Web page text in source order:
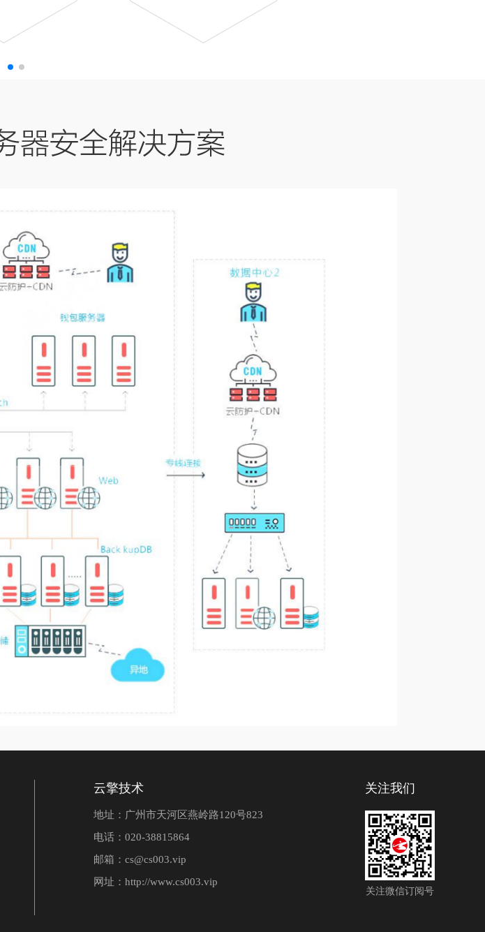
云擎技术
地址：广州市天河区燕岭路120号823
电话：020-38815864
邮箱：cs@cs003.vip
网址： http://www.cs003.vip
关注我们
关注微信订阅号